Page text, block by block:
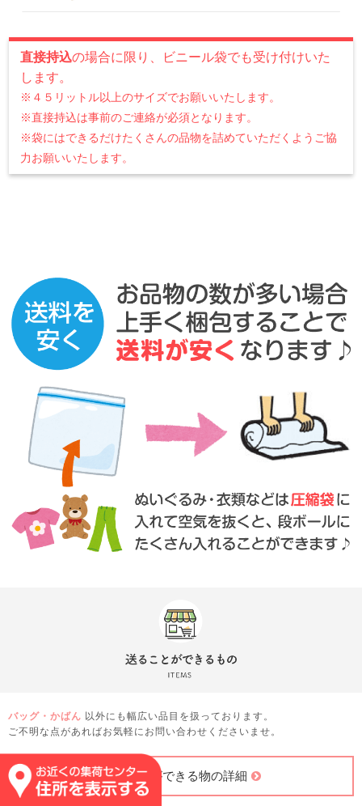
直接持込の場合に限り、ビニール袋でも受け付けいた
します。
※４５リットル以上のサイズでお願いいたします。
※直接持込は事前のご連絡が必須となります。
※袋にはできるだけたくさんの品物を詰めていただくようご協
力お願いいたします。
バッグ・かばん 以外にも幅広い品目を扱っております。
ご不明な点があればお気軽にお問い合わせくださいませ。
送ることができる物の詳細